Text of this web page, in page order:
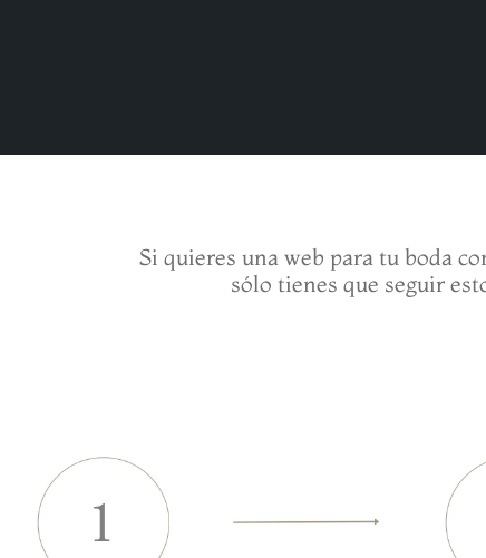
Si quieres una web para tu boda
sólo tienes que seguir